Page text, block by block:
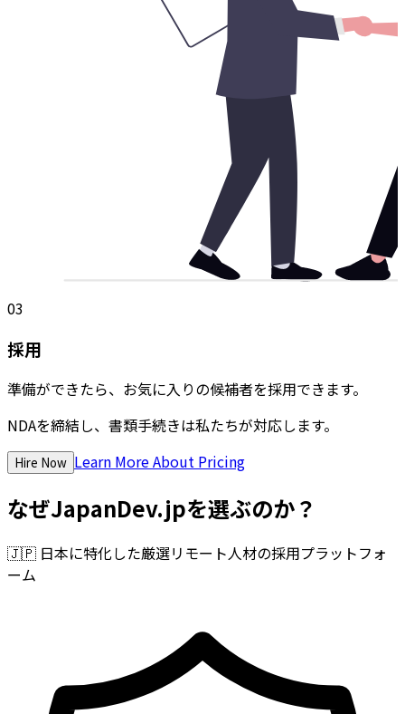
03
採用
準備ができたら、お気に入りの候補者を採用できます。
NDAを締結し、書類手続きは私たちが対応します。
Hire Now Learn More About Pricing
なぜJapanDev.jpを選ぶのか？
🇯🇵 日本に特化した厳選リモート人材の採用プラットフォ
ーム